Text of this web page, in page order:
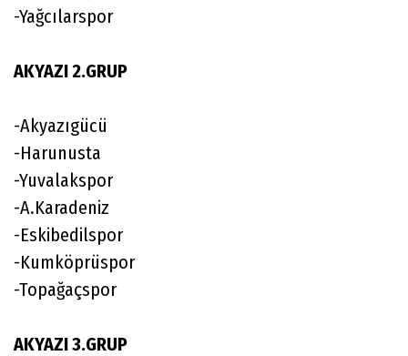
-Yağcılarspor
AKYAZI 2.GRUP
-Akyazıgücü
-Harunusta
-Yuvalakspor
-A.Karadeniz
-Eskibedilspor
-Kumköprüspor
-Topağaçspor
AKYAZI 3.GRUP